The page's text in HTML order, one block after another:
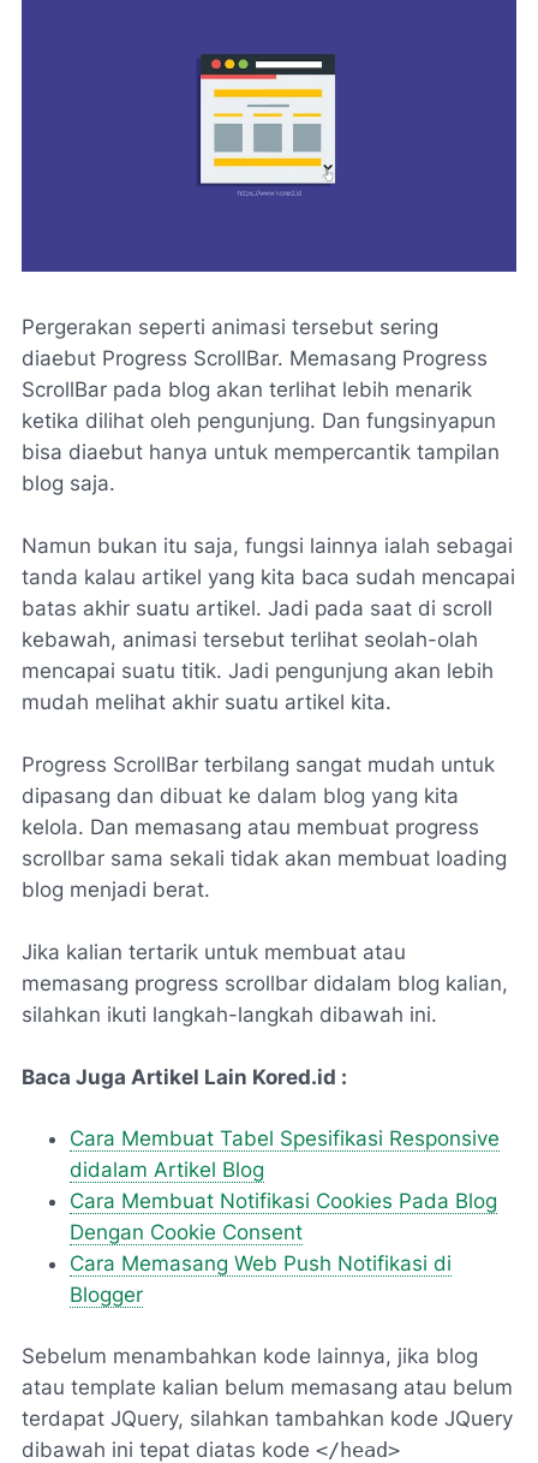
Pergerakan seperti animasi tersebut sering
diaebut Progress ScrollBar. Memasang Progress
ScrollBar pada blog akan terlihat lebih menarik
ketika dilihat oleh pengunjung. Dan fungsinyapun
bisa diaebut hanya untuk mempercantik tampilan
blog saja.
Namun bukan itu saja, fungsi lainnya ialah sebagai
tanda kalau artikel yang kita baca sudah mencapai
batas akhir suatu artikel. Jadi pada saat di scroll
kebawah, animasi tersebut terlihat seolah-olah
mencapai suatu titik. Jadi pengunjung akan lebih
mudah melihat akhir suatu artikel kita.
Progress ScrollBar terbilang sangat mudah untuk
dipasang dan dibuat ke dalam blog yang kita
kelola. Dan memasang atau membuat progress
scrollbar sama sekali tidak akan membuat loading
blog menjadi berat.
Jika kalian tertarik untuk membuat atau
memasang progress scrollbar didalam blog kalian,
silahkan ikuti langkah-langkah dibawah ini.
Baca Juga Artikel Lain Kored.id :
Cara Membuat Tabel Spesifikasi Responsive
didalam Artikel Blog
Cara Membuat Notifikasi Cookies Pada Blog
Dengan Cookie Consent
Cara Memasang Web Push Notifikasi di
Blogger
Sebelum menambahkan kode lainnya, jika blog
atau template kalian belum memasang atau belum
terdapat JQuery, silahkan tambahkan kode JQuery
dibawah ini tepat diatas kode </head>